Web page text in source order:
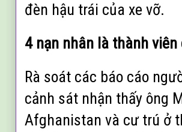
đèn hậu trái của xe vỡ.
4 nạn nhân là thành
Rà soát các báo cáo
cảnh sát nhận thấy ông
Afghanistan và cư trú ở